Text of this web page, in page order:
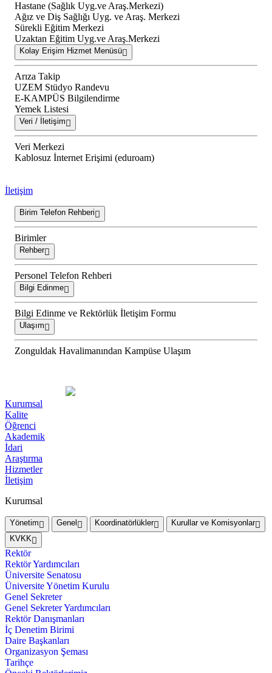
Hastane (Sağlık Uyg.ve Araş.Merkezi)
Ağız ve Diş Sağlığı Uyg. ve Araş. Merkezi
Sürekli Eğitim Merkezi
Uzaktan Eğitim Uyg.ve Araş.Merkezi
Kolay Erişim Hizmet Menüsü
Arıza Takip
UZEM Stüdyo Randevu
E-KAMPÜS Bilgilendirme
Yemek Listesi
Veri / İletişim
Veri Merkezi
Kablosuz İnternet Erişimi (eduroam)
İletişim
Birim Telefon Rehberi
Birimler
Rehber
Personel Telefon Rehberi
Bilgi Edinme
Bilgi Edinme ve Rektörlük İletişim Formu
Ulaşım
Zonguldak Havalimanından Kampüse Ulaşım
Kurumsal
Kalite
Öğrenci
Akademik
İdari
Araştırma
Hizmetler
İletişim
Kurumsal
Yönetim Genel Koordinatörlükler
Kurullar ve Komisyonlar
KVKK
Rektör
Rektör Yardımcıları
Üniversite Senatosu
Üniversite Yönetim Kurulu
Genel Sekreter
Genel Sekreter Yardımcıları
Rektör Danışmanları
İç Denetim Birimi
Daire Başkanları
Organizasyon Şeması
Tarihçe